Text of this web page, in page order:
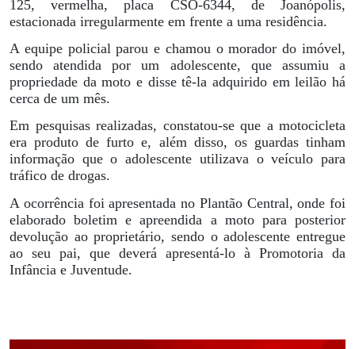
125, vermelha, placa CSO-6344, de Joanópolis,
estacionada irregularmente em frente a uma residência.
A equipe policial parou e chamou o morador do imóvel,
sendo atendida por um adolescente, que assumiu a
propriedade da moto e disse tê-la adquirido em leilão há
cerca de um mês.
Em pesquisas realizadas, constatou-se que a motocicleta
era produto de furto e, além disso, os guardas tinham
informação que o adolescente utilizava o veículo para
tráfico de drogas.
A ocorrência foi apresentada no Plantão Central, onde foi
elaborado boletim e apreendida a moto para posterior
devolução ao proprietário, sendo o adolescente entregue
ao seu pai, que deverá apresentá-lo à Promotoria da
Infância e Juventude.